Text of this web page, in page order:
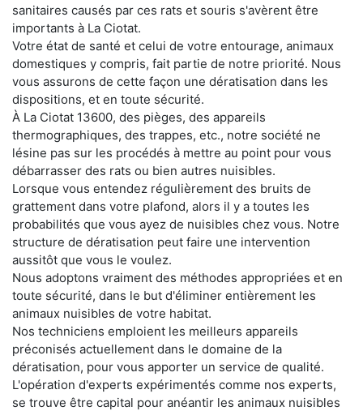
sanitaires causés par ces rats et souris s'avèrent être
importants à La Ciotat.
Votre état de santé et celui de votre entourage, animaux
domestiques y compris, fait partie de notre priorité. Nous
vous assurons de cette façon une dératisation dans les
dispositions, et en toute sécurité.
À La Ciotat 13600, des pièges, des appareils
thermographiques, des trappes, etc., notre société ne
lésine pas sur les procédés à mettre au point pour vous
débarrasser des rats ou bien autres nuisibles.
Lorsque vous entendez régulièrement des bruits de
grattement dans votre plafond, alors il y a toutes les
probabilités que vous ayez de nuisibles chez vous. Notre
structure de dératisation peut faire une intervention
aussitôt que vous le voulez.
Nous adoptons vraiment des méthodes appropriées et en
toute sécurité, dans le but d'éliminer entièrement les
animaux nuisibles de votre habitat.
Nos techniciens emploient les meilleurs appareils
préconisés actuellement dans le domaine de la
dératisation, pour vous apporter un service de qualité.
L'opération d'experts expérimentés comme nos experts,
se trouve être capital pour anéantir les animaux nuisibles